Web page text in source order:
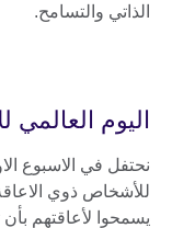
الذاتي والتسامح.
اليوم
نحتفل في الاسبوع
للأشخاص ذوي
يسمحوا لأعاقتهم